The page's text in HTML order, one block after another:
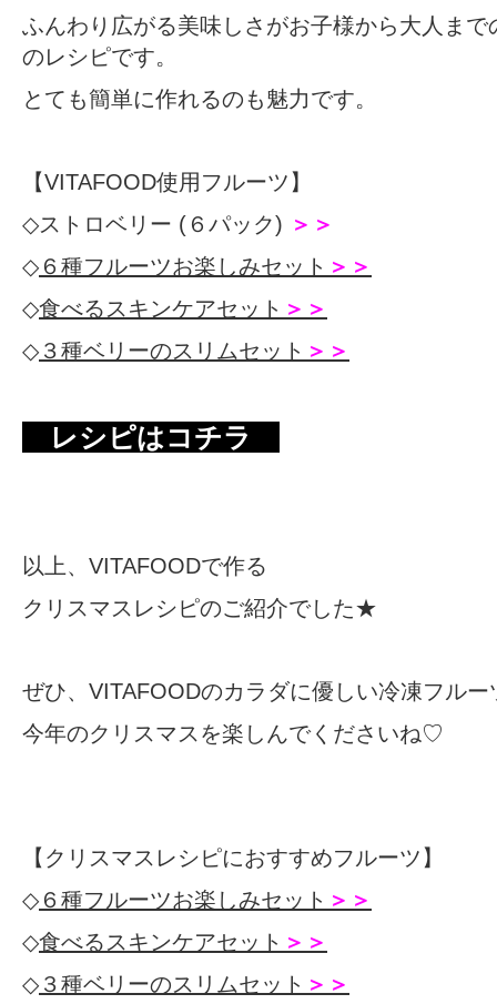
ふんわり広がる美味しさがお子様から大人まで
のレシピです。
とても簡単に作れるのも魅力です。
【VITAFOOD使用フルーツ】
◇ストロベリー (６パック) ＞＞
◇ ６種フルーツお楽しみセット ＞＞
◇食べるスキンケアセット ＞＞
◇ ３種ベリーのスリムセット ＞＞
レシピはコチラ
以上、VITAFOODで作る
クリスマスレシピのご紹介でした★
ぜひ、VITAFOODのカラダに優しい冷凍フルー
今年のクリスマスを楽しんでくださいね♡
【クリスマスレシピにおすすめフルーツ】
◇ ６種フルーツお楽しみセット ＞＞
◇食べるスキンケアセット ＞＞
◇ ３種ベリーのスリムセット ＞＞